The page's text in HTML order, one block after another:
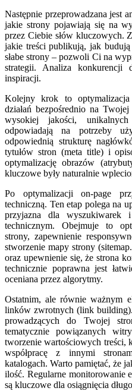
Następnie przeprowadzana jest
jakie strony pojawiają się na
przez Ciebie słów kluczowych.
jakie treści publikują, jak
słabe strony – pozwoli Ci na
strategii. Analiza konkurencji
inspiracji.
Kolejny krok to
działań bezpośrednio na
wysokiej jakości,
odpowiadają na potrzeby
odpowiednią strukturę
tytułów stron (meta title) i
optymalizację obrazów
kluczowe były naturalnie
Po optymalizacji on-page
techniczną. Ten etap polega na
przyjazna dla wyszukiwarek
technicznym. Obejmuje to
strony, zapewnienie
stworzenie mapy strony
oraz upewnienie się, że strona
technicznie poprawna jest
oceniana przez algorytmy.
Ostatnim, ale równie ważnym
linków zwrotnych (link
prowadzących do Twojej
tematycznie powiązanych
tworzenie wartościowych treści,
współpracę z innymi
katalogach. Warto pamiętać, że
ilość. Regularne monitorowanie
są kluczowe dla osiągnięcia